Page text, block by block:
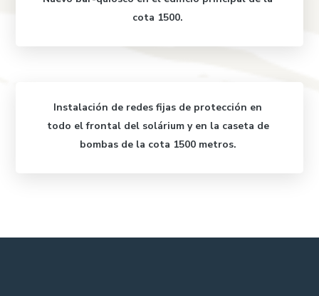
cota 1500.
Instalación de redes fijas de protección en
todo el frontal del solárium y en la caseta de
bombas de la cota 1500 metros.